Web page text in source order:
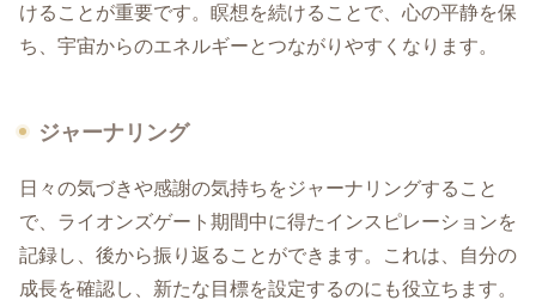
けることが重要です。瞑想を続けることで、心の平静を保
ち、宇宙からのエネルギーとつながりやすくなります。
ジャーナリング
日々の気づきや感謝の気持ちをジャーナリングすること
で、ライオンズゲート期間中に得たインスピレーションを
記録し、後から振り返ることができます。これは、自分の
成長を確認し、新たな目標を設定するのにも役立ちます。